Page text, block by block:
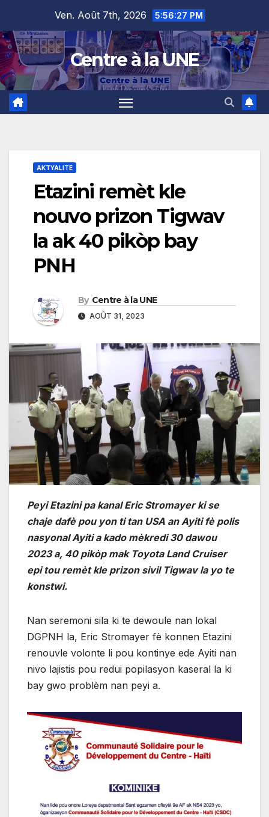
content
Ven. Août 7th, 2026 5:56:28 PM
Centre à la UNE
AKTYALITE
Etazini remèt kle
nouvo prizon Tigwav
la ak 40 pikòp bay
PNH
By Centre à la UNE
AOÛT 31, 2023
Peyi Etazini pa kanal Eric Stromayer ki se
chaje dafè pou yon ti tan USA an Ayiti fè polis
nasyonal Ayiti a kado mèkredi 30 dawou
2023 a, 40 pikòp mak Toyota Land Cruiser
epi tou remèt kle prizon sivil Tigwav la yo te
konstwi.
Nan seremoni sila ki te dewoule nan lokal
DGPNH la, Eric Stromayer fè konnen Etazini
renouvle volonte li pou kontinye ede Ayiti nan
nivo lajistis pou redui popilasyon kaseral la ki
bay gwo problèm nan peyi a.